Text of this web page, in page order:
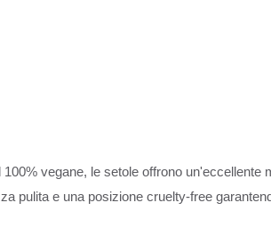
vegane, le setole offrono
pulita e una posizione cruelty-free